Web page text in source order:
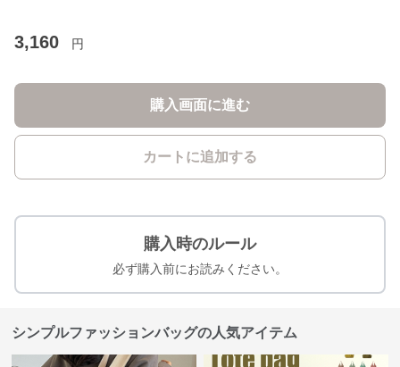
3,160 円
購入画面に進む
カートに追加する
購入時のルール
必ず購入前にお読みください。
シンプルファッションバッグの人気アイテム